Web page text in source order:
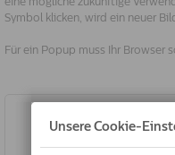
Symbol klicken, wird ein neuer
Für ein Popup muss Ihr Browser